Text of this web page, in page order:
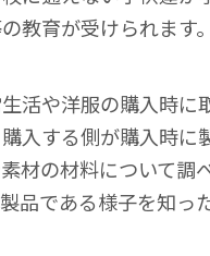
教育が受けられます。
活や洋服の購入時に
入する側が購入時に
材の材料について調
品である様子を知っ